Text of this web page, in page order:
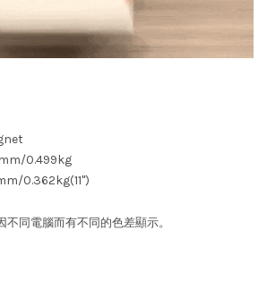
0.499kg
0.362kg(11")
同電腦而有不同的色差顯示。